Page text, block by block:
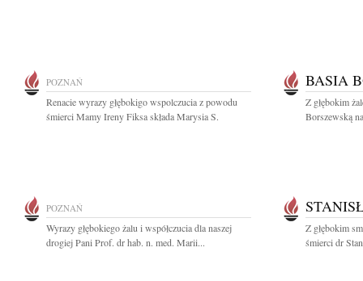
POZNAŃ
Renacie wyrazy głębokigo wspolczucia z powodu
śmierci Mamy Ireny Fiksa składa Marysia S.
BASIA
Z głębokim
Borszewską
POZNAŃ
Wyrazy głębokiego żalu i współczucia dla naszej
drogiej Pani Prof. dr hab. n. med. Marii...
Z głębokim
śmierci dr